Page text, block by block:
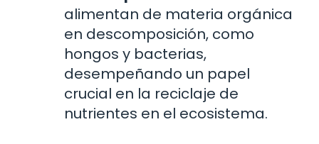
alimentan de materia orgánica
en descomposición, como
hongos y bacterias,
desempeñando un papel
crucial en la reciclaje de
nutrientes en el ecosistema.